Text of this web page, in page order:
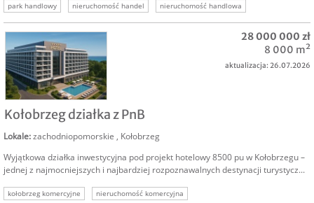
park handlowy nieruchomość handel
nieruchomość handlowa
sprzedam retail park
sprzedam park handlowy
nieruchomość komercyjna
nieruchomość inwestycyjna
Kołobrzeg działka z PnB
Lokale:zachodniopomorskie , Kołobrzeg
Wyjątkowa działka inwestycyjna pod projekt hotelowy 8500 pu w Kołobrzegu –
jednej z najmocniejszych i najbardziej rozpoznawalnych destynacji turystycz...
kołobrzeg komercyjne nieruchomość komercyjna
28 000 000 zł
8 000 m²
aktualizacja: 26.07.2026